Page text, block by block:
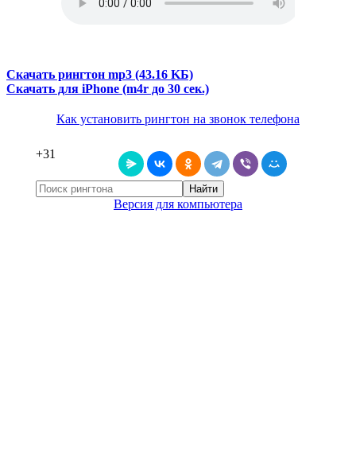
Скачать рингтон mp3 (43.16 KБ)
Скачать для iPhone (m4r до 30 сек.)
Как установить рингтон на звонок телефона
+31
Найти
Версия для компьютера